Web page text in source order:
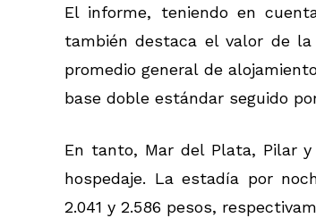
El informe, teniendo en
también destaca el valor de
promedio general de
base doble estándar seguido
En tanto, Mar del Plata, Pilar
hospedaje. La estadía por
2.041 y 2.586 pesos,